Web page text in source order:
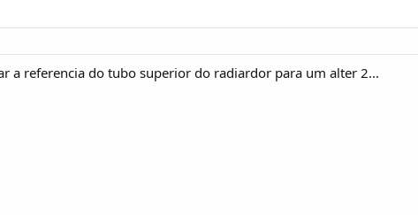
a referencia do tubo superior do radiardor para um alter 2...